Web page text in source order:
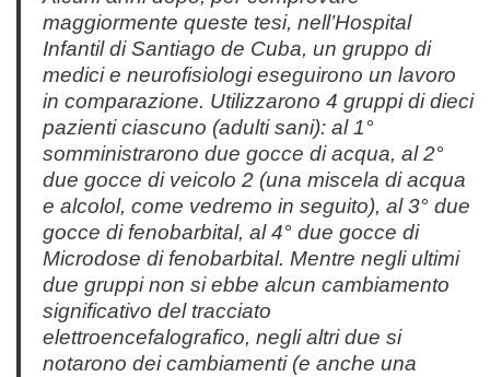
maggiormente queste tesi, nell’Hospital
Infantil di Santiago de Cuba, un gruppo di
medici e neurofisiologi eseguirono un lavoro
in comparazione. Utilizzarono 4 gruppi di dieci
pazienti ciascuno (adulti sani): al 1°
somministrarono due gocce di acqua, al 2°
due gocce di veicolo 2 (una miscela di acqua
e alcolol, come vedremo in seguito), al 3° due
gocce di fenobarbital, al 4° due gocce di
Microdose di fenobarbital. Mentre negli ultimi
due gruppi non si ebbe alcun cambiamento
significativo del tracciato
elettroencefalografico, negli altri due si
notarono dei cambiamenti (e anche una